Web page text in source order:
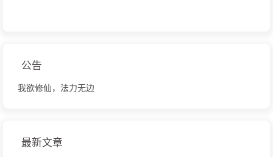
公告
我欲修仙，法力无边
最新文章